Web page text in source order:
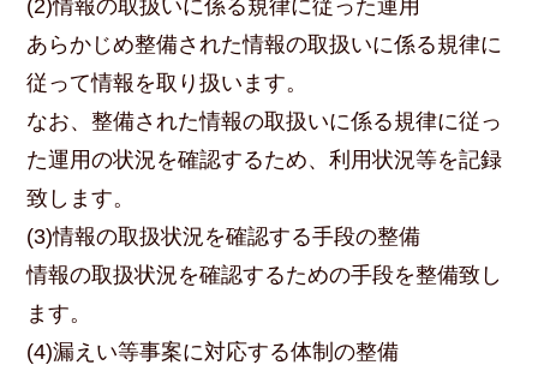
(2)情報の取扱いに係る規律に従った運用
あらかじめ整備された情報の取扱いに係る規律に
従って情報を取り扱います。
なお、整備された情報の取扱いに係る規律に従っ
た運用の状況を確認するため、利用状況等を記録
致します。
(3)情報の取扱状況を確認する手段の整備
情報の取扱状況を確認するための手段を整備致し
ます。
(4)漏えい等事案に対応する体制の整備